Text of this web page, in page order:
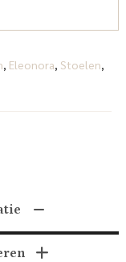
, Eleonora, Stoelen,